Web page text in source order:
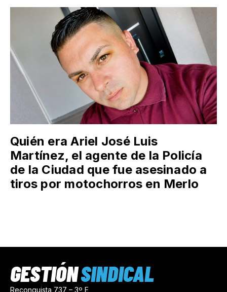
Quién era Ariel José Luis
Martínez, el agente de la Policía
de la Ciudad que fue asesinado a
tiros por motochorros en Merlo
Reconquista 737 – 3º E
GESTIÓNSINDICAL